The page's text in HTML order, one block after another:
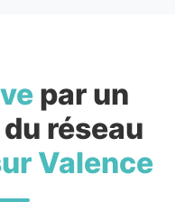
par un
réseau
Valence